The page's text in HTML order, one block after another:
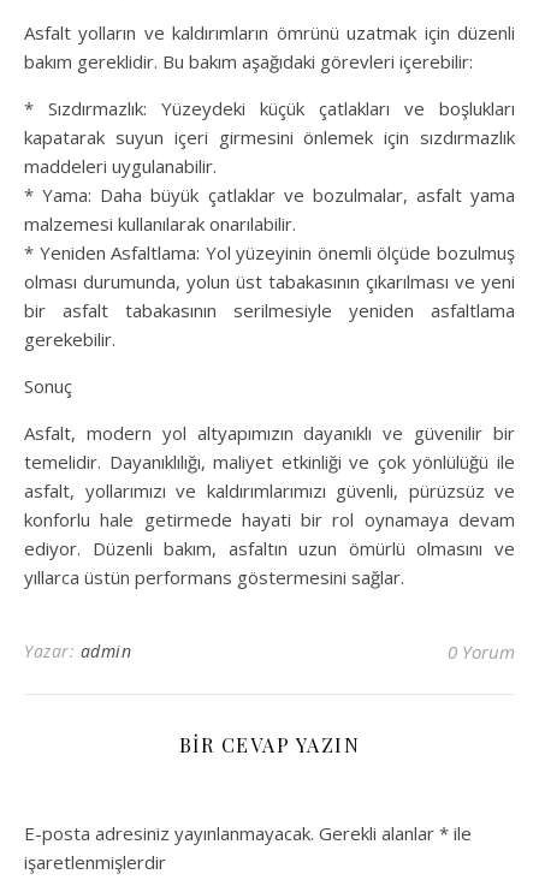
Asfalt yolların ve kaldırımların ömrünü uzatmak için düzenli
bakım gereklidir. Bu bakım aşağıdaki görevleri içerebilir:
* Sızdırmazlık: Yüzeydeki küçük çatlakları ve boşlukları
kapatarak suyun içeri girmesini önlemek için sızdırmazlık
maddeleri uygulanabilir.
* Yama: Daha büyük çatlaklar ve bozulmalar, asfalt yama
malzemesi kullanılarak onarılabilir.
* Yeniden Asfaltlama: Yol yüzeyinin önemli ölçüde bozulmuş
olması durumunda, yolun üst tabakasının çıkarılması ve yeni
bir asfalt tabakasının serilmesiyle yeniden asfaltlama
gerekebilir.
Sonuç
Asfalt, modern yol altyapımızın dayanıklı ve güvenilir bir
temelidir. Dayanıklılığı, maliyet etkinliği ve çok yönlülüğü ile
asfalt, yollarımızı ve kaldırımlarımızı güvenli, pürüzsüz ve
konforlu hale getirmede hayati bir rol oynamaya devam
ediyor. Düzenli bakım, asfaltın uzun ömürlü olmasını ve
yıllarca üstün performans göstermesini sağlar.
Yazar: admin 0 Yorum
BIR CEVAP YAZIN
E-posta adresiniz yayınlanmayacak. Gerekli alanlar * ile
işaretlenmişlerdir